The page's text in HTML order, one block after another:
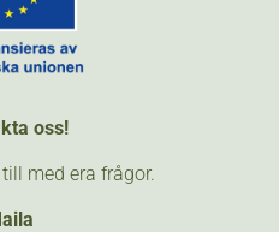
oss!
med era frågor.